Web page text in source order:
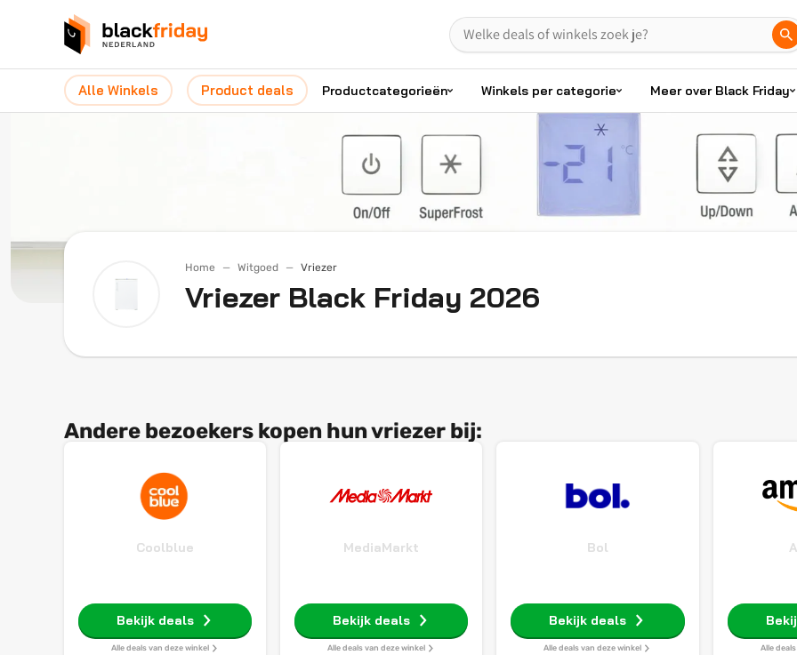
Alle Winkels Product deals Productcategorieën Winkels per categorie Meer over Black Friday
Home Witgoed Vriezer
Vriezer Black Friday 2026
Andere bezoekers kopen hun vriezer bij:
Coolblue
Bekijk deals
Alle deals van deze winkel
MediaMarkt
Bekijk deals
Alle deals van deze winkel
Bol
Bekijk deals
Alle deals van deze winkel Alle